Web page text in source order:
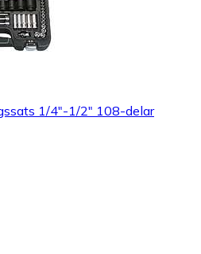
1/4"-1/2" 108-delar